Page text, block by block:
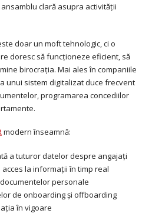
clară asupra activității
doar un moft tehnologic, ci o
doresc să funcționeze eficient, să
birocrația. Mai ales în companiile
unui sistem digitalizat duce frecvent
programarea concediilor
modern înseamnă:
a tuturor datelor despre angajați
la informații în timp real
personale
de onboarding și offboarding
în vigoare